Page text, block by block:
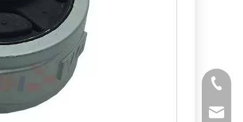
Tél
E-mail